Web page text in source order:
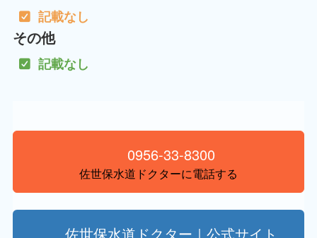
記載なし
その他
記載なし
0956-33-8300
佐世保水道ドクターに電話する
佐世保水道ドクター｜公式サイト